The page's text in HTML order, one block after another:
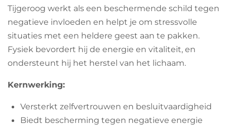
Tijgeroog werkt als een beschermende schild tegen
negatieve invloeden en helpt je om stressvolle
situaties met een heldere geest aan te pakken.
Fysiek bevordert hij de energie en vitaliteit, en
ondersteunt hij het herstel van het lichaam.
Kernwerking:
Versterkt zelfvertrouwen en besluitvaardigheid
Biedt bescherming tegen negatieve energie